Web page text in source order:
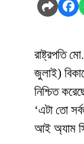
রাষ্ট্রপতি
জুলাই)
নিশ্চিত
‘এটা তো
আই অ্যাম